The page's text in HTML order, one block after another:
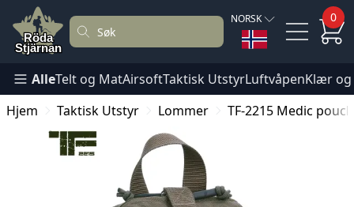
NORSK 0
AlleTelt og MatAirsoftTaktisk UtstyrLuftvåpenKlær
Hjem
Taktisk Utstyr Lommer TF-2215 Medic